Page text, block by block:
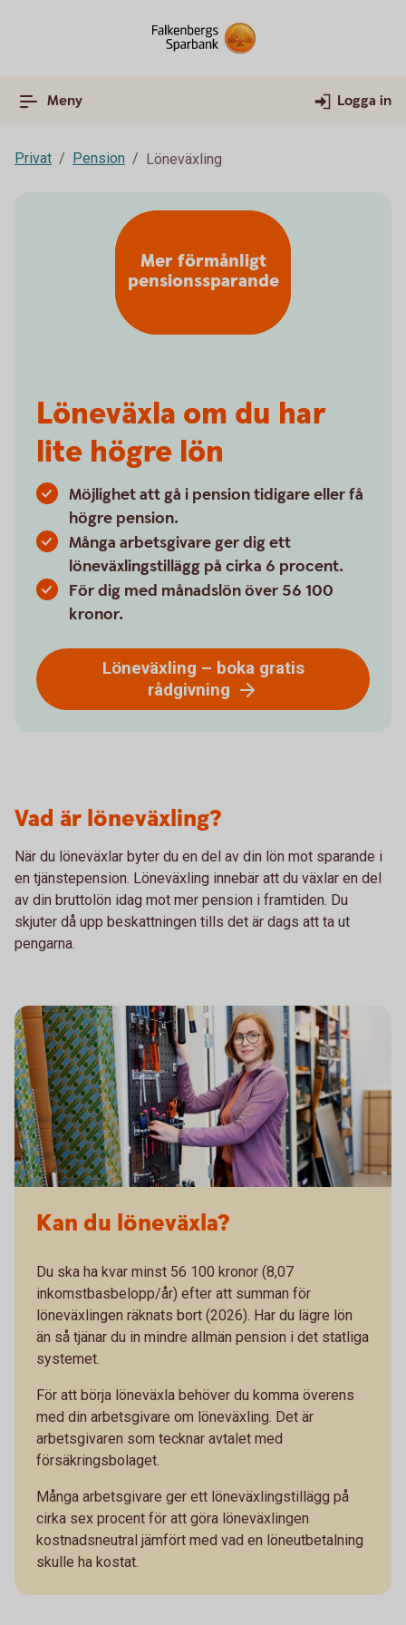
Meny Logga in
Privat Pension Löneväxling
Löneväxla om du har
lite högre lön
Möjlighet att gå i pension tidigare eller få
högre pension.
Många arbetsgivare ger dig ett
löneväxlingstillägg på cirka 6 procent.
För dig med månadslön över 56 100
kronor.
Löneväxling – boka gratis
rådgivning
Mer förmånligt
pensionssparande
Vad är löneväxling?
När du löneväxlar byter du en del av din lön mot sparande i
en tjänstepension. Löneväxling innebär att du växlar en del
av din bruttolön idag mot mer pension i framtiden. Du
skjuter då upp beskattningen tills det är dags att ta ut
pengarna.
Kan du löneväxla?
Du ska ha kvar minst 56 100 kronor (8,07
inkomstbasbelopp/år) efter att summan för
löneväxlingen räknats bort (2026). Har du lägre lön
än så tjänar du in mindre allmän pension i det statliga
systemet.
För att börja löneväxla behöver du komma överens
med din arbetsgivare om löneväxling. Det är
arbetsgivaren som tecknar avtalet med
försäkringsbolaget.
Många arbetsgivare ger ett löneväxlingstillägg på
cirka sex procent för att göra löneväxlingen
kostnadsneutral jämfört med vad en löneutbetalning
skulle ha kostat.